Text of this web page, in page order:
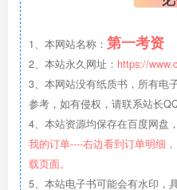
1、本网站名称： 第一考资
2、本站永久网址： https://
3、本网站没有纸质书，所有电
参考，如有侵权，请联系站长
4、本站资源均保存在百度网盘，
我的订单----右边看到订单明细
载页面。
5、本站电子书可能会有水印，